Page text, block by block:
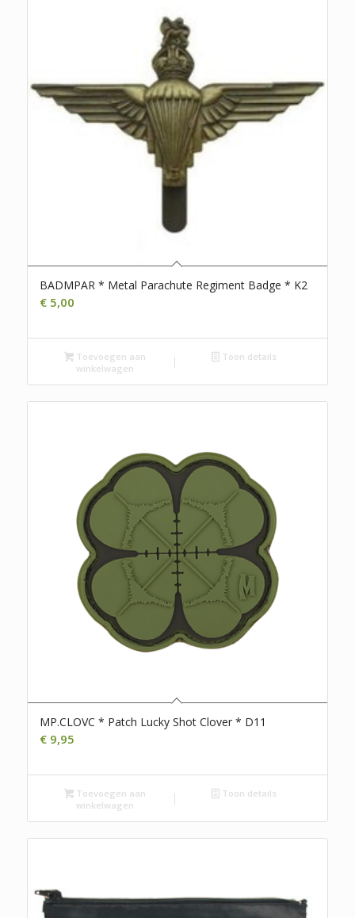
BADMPAR * Metal Parachute Regiment Badge * K2
€5,00
Toevoegen aan
winkelwagen
Toon details
MP.CLOVC * Patch Lucky Shot Clover * D11
€9,95
Toevoegen aan
winkelwagen
Toon details